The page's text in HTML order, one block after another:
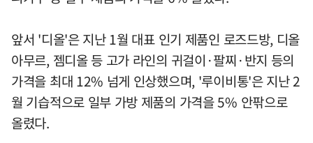
앞서 '디올'은 지난 1월 대표 인기 제품인 로즈드방, 디올
아무르, 젬디올 등 고가 라인의 귀걸이·팔찌·반지 등의
가격을 최대 12% 넘게 인상했으며, '루이비통'은 지난 2
월 기습적으로 일부 가방 제품의 가격을 5% 안팎으로
올렸다.